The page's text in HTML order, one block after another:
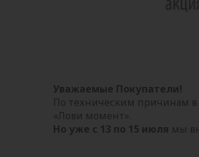
Уважаемые Покупатели!
По техническим причинам в
«Лови момент».
Но уже с 13 по 15 июля мы